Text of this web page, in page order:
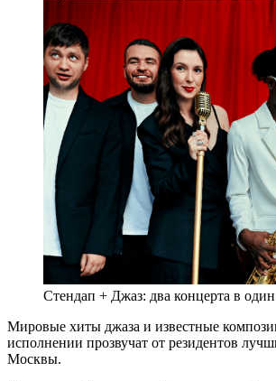
Стендап + Джаз: два концерта в
Мировые хиты джаза и известные
исполнении прозвучат от резидентов
Москвы.